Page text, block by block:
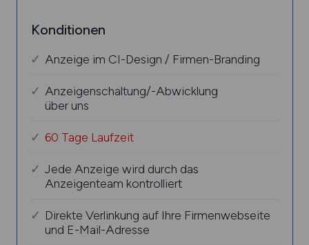
Konditionen
Anzeige im CI-Design / Firmen-Branding
Anzeigenschaltung/-Abwicklung
über uns
60 Tage Laufzeit
Jede Anzeige wird durch das
Anzeigenteam kontrolliert
Direkte Verlinkung auf Ihre Firmenwebseite
und E-Mail-Adresse